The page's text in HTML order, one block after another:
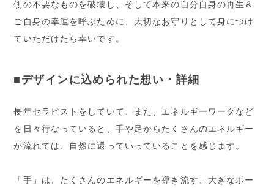
側の不要なものを破壊し、そして本来の自分自身の再生＆
ご自身の幸運を呼ぶために、大切なお守りとして身につけ
ていただけたら幸いです。
■デザインに込められた想い・詳細
長年セラピストをしていて、また、エネルギーワークなど
を日々行なっていると、手や足からたくさんのエネルギー
が流れては、自然に還っていっていることを感じます。
「手」は、たくさんのエネルギーを導き流す、大きなポー